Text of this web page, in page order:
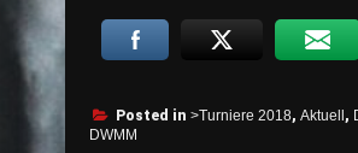
Posted in >Turniere 2018, Aktuell,
DWMM